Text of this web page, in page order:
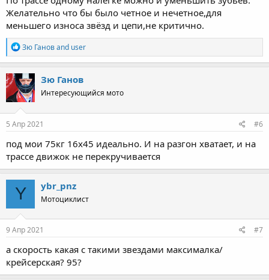
Желательно что бы было четное и нечетное,для
меньшего износа звёзд и цепи,не критично.
R
e
a
c
t
i
o
n
s
Зю Гановand user
Зю Ганов
Интересующийся мото
5 Апр 2021 #6
под мои 75кг 16х45 идеально. И на разгон хватает, и на
трассе движок не перекручивается
Y ybr_pnz
Мотоциклист
9 Апр 2021 #7
а скорость какая с такими звездами максималка/
крейсерская? 95?